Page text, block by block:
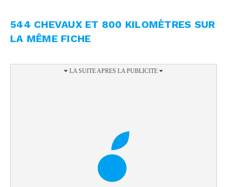
544 CHEVAUX ET 800 KILOMÈTRES SUR
LA MÊME FICHE